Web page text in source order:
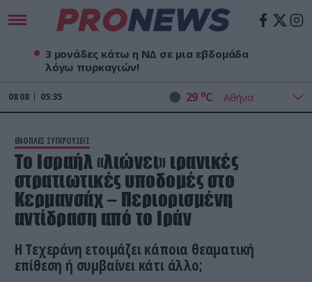
3 μονάδες κάτω η ΝΔ σε μια εβδομάδα
λόγω πυρκαγιών!
08 08 05:35 29 oC
ΕΝΟΠΛΕΣ ΣΥΓΚΡΟΥΣΕΙΣ
To Iσραήλ «λιώνει» ιρανικές
στρατιωτικές υποδομές στο
Κερμανσάχ – Περιορισμένη
αντίδραση από το Ιράν
Η Τεχεράνη ετοιμάζει κάποια θεαματική
επίθεση ή συμβαίνει κάτι άλλο;